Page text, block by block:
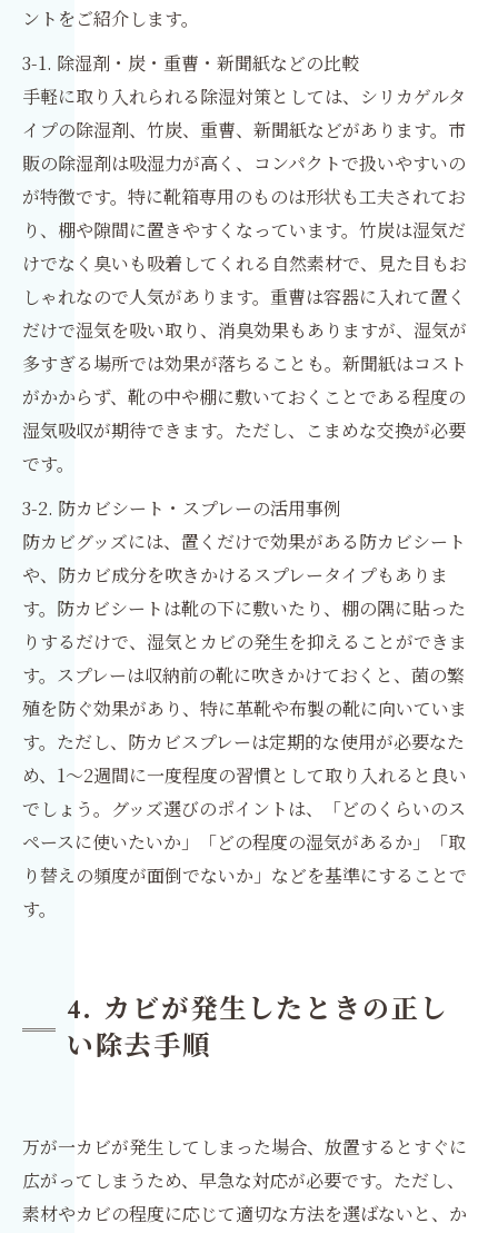
ントをご紹介します。
3-1. 除湿剤・炭・重曹・新聞紙などの比較
手軽に取り入れられる除湿対策としては、シリカゲルタ
イプの除湿剤、竹炭、重曹、新聞紙などがあります。市
販の除湿剤は吸湿力が高く、コンパクトで扱いやすいの
が特徴です。特に靴箱専用のものは形状も工夫されてお
り、棚や隙間に置きやすくなっています。竹炭は湿気だ
けでなく臭いも吸着してくれる自然素材で、見た目もお
しゃれなので人気があります。重曹は容器に入れて置く
だけで湿気を吸い取り、消臭効果もありますが、湿気が
多すぎる場所では効果が落ちることも。新聞紙はコスト
がかからず、靴の中や棚に敷いておくことである程度の
湿気吸収が期待できます。ただし、こまめな交換が必要
です。
3-2. 防カビシート・スプレーの活用事例
防カビグッズには、置くだけで効果がある防カビシート
や、防カビ成分を吹きかけるスプレータイプもありま
す。防カビシートは靴の下に敷いたり、棚の隅に貼った
りするだけで、湿気とカビの発生を抑えることができま
す。スプレーは収納前の靴に吹きかけておくと、菌の繁
殖を防ぐ効果があり、特に革靴や布製の靴に向いていま
す。ただし、防カビスプレーは定期的な使用が必要なた
め、1〜2週間に一度程度の習慣として取り入れると良い
でしょう。グッズ選びのポイントは、「どのくらいのス
ペースに使いたいか」「どの程度の湿気があるか」「取
り替えの頻度が面倒でないか」などを基準にすることで
す。
4. カビが発生したときの正し
い除去手順
万が一カビが発生してしまった場合、放置するとすぐに
広がってしまうため、早急な対応が必要です。ただし、
素材やカビの程度に応じて適切な方法を選ばないと、か